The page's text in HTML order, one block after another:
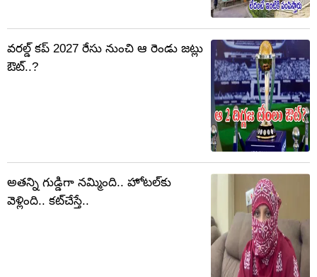
వరల్డ్ కప్‌ 2027 రేసు నుంచి ఆ రెండు జట్లు
ఔట్..?
అతన్ని గుడ్డిగా నమ్మింది.. హోటల్‌కు
వెళ్లింది.. కట్‌చేస్తే..